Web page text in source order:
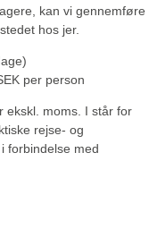
kan vi gennemføre
hos jer.
per person
ekskl. moms. I står for
rejse- og
forbindelse med